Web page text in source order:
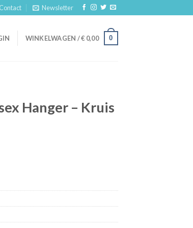
Contact Newsletter
WINKELWAGEN /€ 0,00 0
Hanger – Kruis